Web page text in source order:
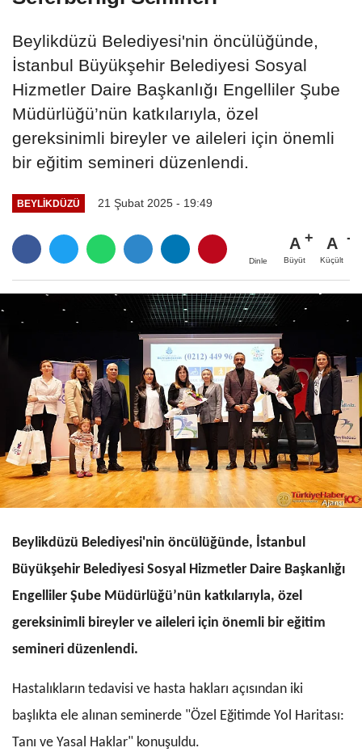
Beylikdüzü Belediyesi'nin öncülüğünde,
İstanbul Büyükşehir Belediyesi Sosyal
Hizmetler Daire Başkanlığı Engelliler Şube
Müdürlüğü’nün katkılarıyla, özel
gereksinimli bireyler ve aileleri için önemli
bir eğitim semineri düzenlendi.
BEYLIKDÜZÜ 21 Şubat 2025 - 19:49
Dinle
A
Büyüt
A
Küçült
Beylikdüzü Belediyesi'nin öncülüğünde, İstanbul
Büyükşehir Belediyesi Sosyal Hizmetler Daire Başkanlığı
Engelliler Şube Müdürlüğü’nün katkılarıyla, özel
gereksinimli bireyler ve aileleri için önemli bir eğitim
semineri düzenlendi.
Hastalıkların tedavisi ve hasta hakları açısından iki
başlıkta ele alınan seminerde "Özel Eğitimde Yol Haritası:
Tanı ve Yasal Haklar" konuşuldu.